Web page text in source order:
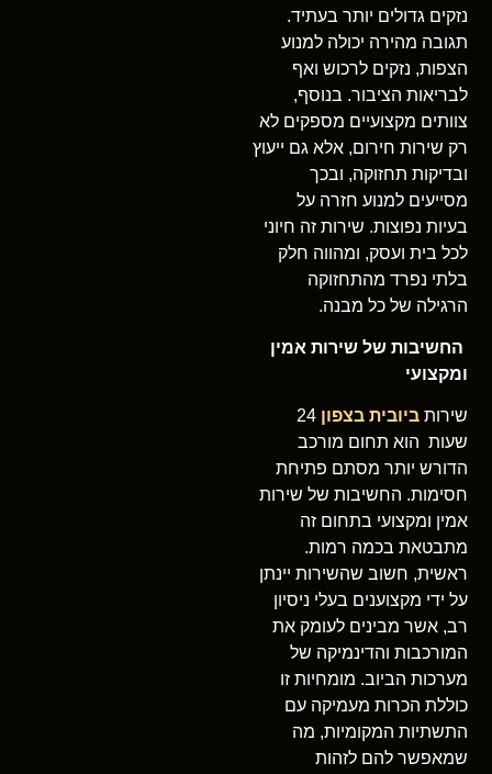
נזקים גדולים יותר בעתיד.
תגובה מהירה יכולה למנוע
הצפות, נזקים לרכוש ואף
לבריאות הציבור. בנוסף,
צוותים מקצועיים מספקים לא
רק שירות חירום, אלא גם ייעוץ
ובדיקות תחזוקה, ובכך
מסייעים למנוע חזרה על
בעיות נפוצות. שירות זה חיוני
לכל בית ועסק, ומהווה חלק
בלתי נפרד מהתחזוקה
הרגילה של כל מבנה.
החשיבות של שירות אמין
ומקצועי
שירותביובית בצפון 24
שעות הוא תחום מורכב
הדורש יותר מסתם פתיחת
חסימות. החשיבות של שירות
אמין ומקצועי בתחום זה
מתבטאת בכמה רמות.
ראשית, חשוב שהשירות יינתן
על ידי מקצוענים בעלי ניסיון
רב, אשר מבינים לעומק את
המורכבות והדינמיקה של
מערכות הביוב. מומחיות זו
כוללת הכרות מעמיקה עם
התשתיות המקומיות, מה
שמאפשר להם לזהות